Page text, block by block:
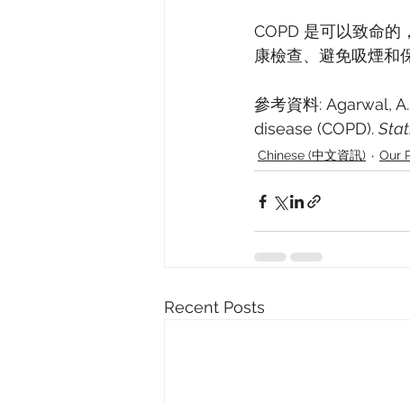
COPD 是可以致命的
康檢查、避免吸煙和
參考資料: Agarwal,
disease (COPD).
Chinese (中文資訊) Our
Recent Posts